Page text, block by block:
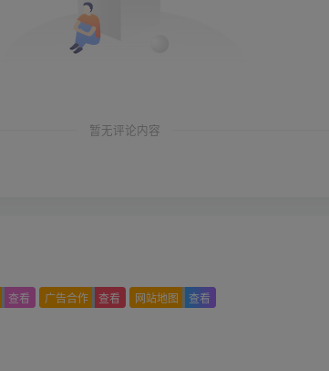
暂无评论内容
查看 广告合作 查看 网站地图 查看